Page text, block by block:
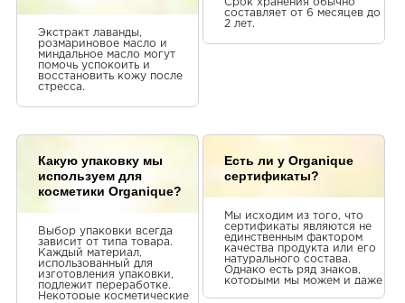
Экстракт лаванды,
розмариновое масло и
миндальное масло могут
помочь успокоить и
восстановить кожу после
стресса.
Срок хранения обычно
составляет от 6 месяцев до
2 лет.
Какую упаковку мы
используем для
косметики Organique?
Выбор упаковки всегда
зависит от типа товара.
Каждый материал,
использованный для
изготовления упаковки,
подлежит переработке.
Некоторые косметические
Есть ли у Organique
сертификаты?
Мы исходим из того, что
сертификаты являются не
единственным фактором
качества продукта или его
натурального состава.
Однако есть ряд знаков,
которыми мы можем и даже